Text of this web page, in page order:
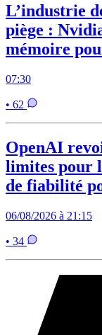
L’industrie
piège :
mémoire
07:30
• 62
OpenAI
limites pour
de fiabilité
06/08/2026 à 21:15
• 34